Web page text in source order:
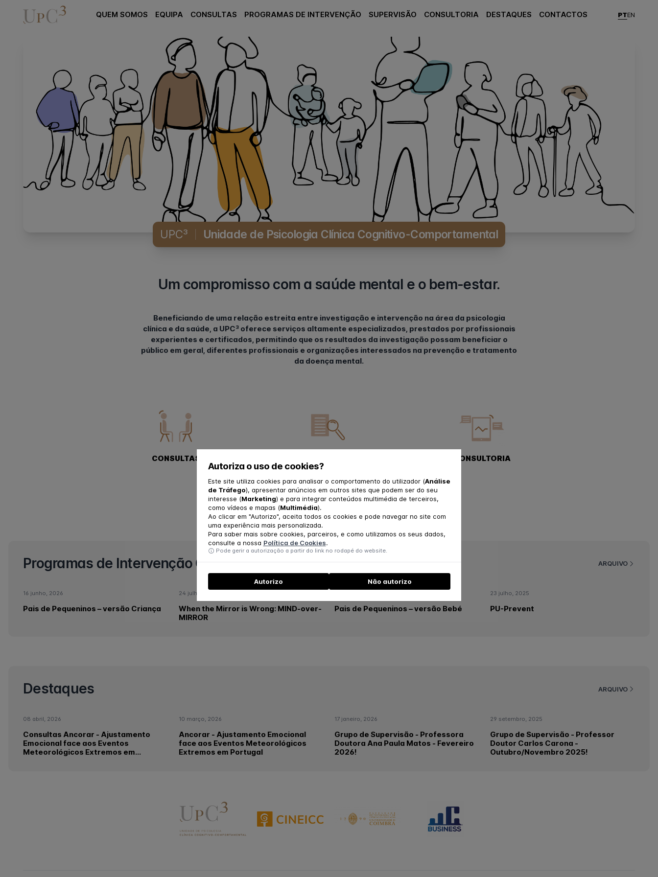
Autoriza o uso de cookies?
Este site utiliza cookies para analisar o comportamento do utilizador (Análise
de Tráfego), apresentar anúncios em outros sites que podem ser do seu
interesse (Marketing) e para integrar conteúdos multimédia de terceiros,
como vídeos e mapas (Multimédia).
Ao clicar em "Autorizo", aceita todos os cookies e pode navegar no site com
uma experiência mais personalizada.
Para saber mais sobre cookies, parceiros, e como utilizamos os seus dados,
consulte a nossa Política de Cookies.
Pode gerir a autorização a partir do link no rodapé do website.
Autorizo Não autorizo
QUEM SOMOS EQUIPA CONSULTAS PROGRAMAS DE INTERVENÇÃO SUPERVISÃO CONSULTORIA DESTAQUES CONTACTOS PTEN
UPC³ Unidade de Psicologia Clínica Cognitivo-Comportamental
Um compromisso com a saúde mental e o bem-estar.
Beneficiando de uma relação estreita entre investigação e intervenção na área da psicologia
clínica e da saúde, a UPC³ oferece serviços altamente especializados, prestados por profissionais
experientes e certificados, permitindo que os resultados da investigação possam beneficiar o
público em geral, diferentes profissionais e organizações interessados na prevenção e tratamento
da doença mental.
CONSULTAS CONSULTORIA
PEDIDO DE CONSULTA
Programas de Intervenção Gratuitos ARQUIVO
16 junho, 2026
Pais de Pequeninos – versão Criança
24 julho, 2025
When the Mirror is Wrong: MIND-over-
MIRROR
Pais de Pequeninos – versão Bebé
23 julho, 2025
PU-Prevent
Destaques ARQUIVO
08 abril, 2026
Consultas Ancorar - Ajustamento
Emocional face aos Eventos
Meteorológicos Extremos em
10 março, 2026
Ancorar - Ajustamento Emocional
face aos Eventos Meteorológicos
Extremos em Portugal
17 janeiro, 2026
Grupo de Supervisão - Professora
Doutora Ana Paula Matos - Fevereiro
2026!
29 setembro, 2025
Grupo de Supervisão - Professor
Doutor Carlos Carona -
Outubro/Novembro 2025!